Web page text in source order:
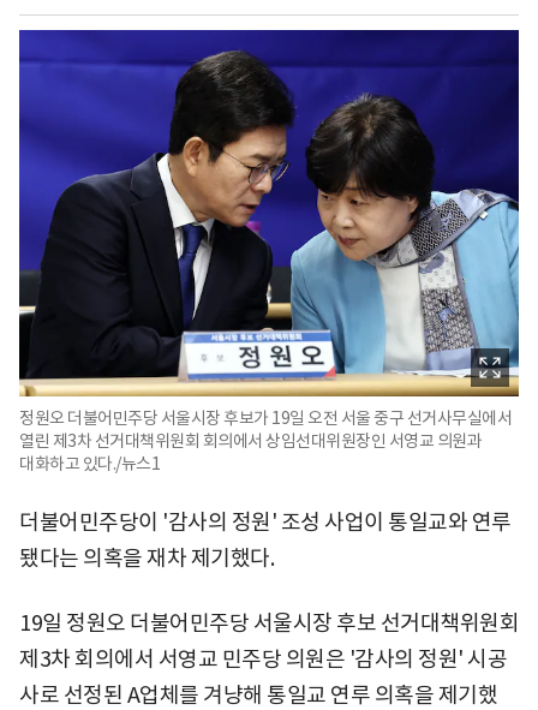
정원오 더불어민주당 서울시장 후보가 19일 오전 서울 중구 선거사무실에서
열린 제3차 선거대책위원회 회의에서 상임선대위원장인 서영교 의원과
대화하고 있다./뉴스1
더불어민주당이 '감사의 정원' 조성 사업이 통일교와 연루
됐다는 의혹을 재차 제기했다.
19일 정원오 더불어민주당 서울시장 후보 선거대책위원회
제3차 회의에서 서영교 민주당 의원은 '감사의 정원' 시공
사로 선정된 A업체를 겨냥해 통일교 연루 의혹을 제기했